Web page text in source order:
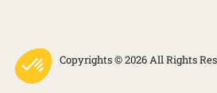
Copyrights © 2026 All Rights